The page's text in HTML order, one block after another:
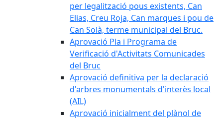
per legalització pous existents, Can
Elias, Creu Roja, Can marques i pou de
Can Solà, terme municipal del Bruc.
Aprovació Pla i Programa de
Verificació d'Activitats Comunicades
del Bruc
Aprovació definitiva per la declaració
d'arbres monumentals d'interès local
(AIL)
Aprovació inicialment del plànol de